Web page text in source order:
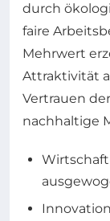
durch
faire
Mehrwert
Attraktivität
Vertrauen
nachhaltige